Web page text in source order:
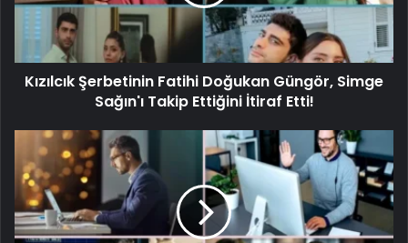
Kızılcık Şerbetinin Fatihi Doğukan Güngör, Simge
Sağın'ı Takip Ettiğini İtiraf Etti!